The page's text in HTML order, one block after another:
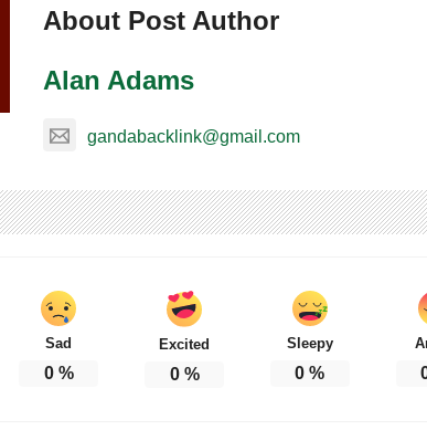
About Post Author
Alan Adams
gandabacklink@gmail.com
Sad
0%
Excited
0%
Sleepy
0 %